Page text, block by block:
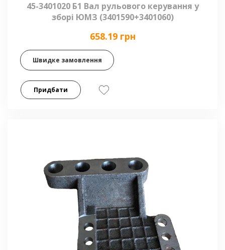
45-3401020 Б1 Вал рульового керування у
зборі ЮМЗ (3401590+3401060)
658.19 грн
Швидке замовлення
Придбати